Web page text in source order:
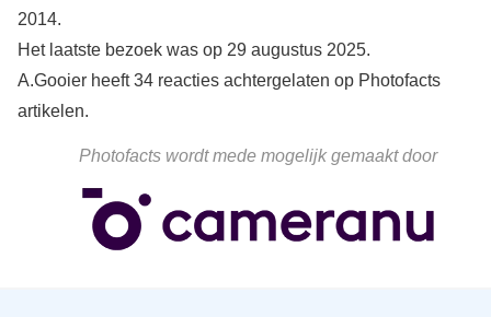
2014.
Het laatste bezoek was op 29 augustus 2025.
A.Gooier heeft 34 reacties achtergelaten op Photofacts
artikelen.
Photofacts wordt mede mogelijk gemaakt door